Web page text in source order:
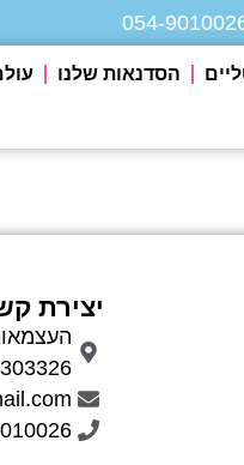
054-
הסדנאות שלנו
יצירת
3303326,